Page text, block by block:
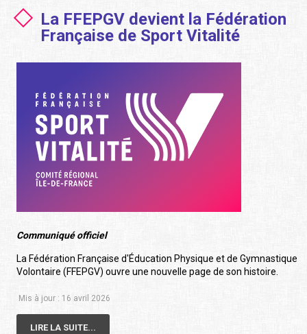
La FFEPGV devient la Fédération
Française de Sport Vitalité
Communiqué officiel
La Fédération Française d'Éducation Physique et de Gymnastique
Volontaire (FFEPGV) ouvre une nouvelle page de son histoire.
Mis à jour : 16 avril 2026
LIRE LA SUITE...